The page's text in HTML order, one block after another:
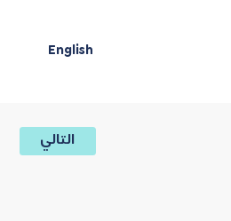
English
التالي